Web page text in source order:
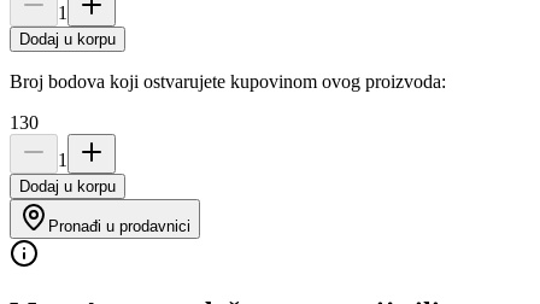
1
Dodaj u korpu
Broj bodova koji ostvarujete kupovinom ovog proizvoda:
130
1
Dodaj u korpu
Pronađi u prodavnici